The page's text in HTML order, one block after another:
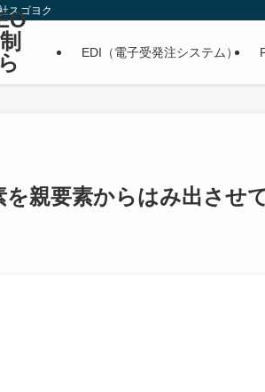
スゴヨク
EDI（電子受発注システム）
を親要素からはみ出させ